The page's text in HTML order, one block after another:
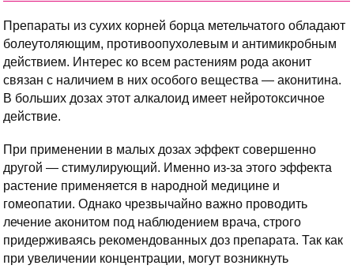
Препараты из сухих корней борца метельчатого обладают
болеутоляющим, противоопухолевым и антимикробным
действием. Интерес ко всем растениям рода аконит
связан с наличием в них особого вещества — аконитина.
В больших дозах этот алкалоид имеет нейротоксичное
действие.
При применении в малых дозах эффект совершенно
другой — стимулирующий. Именно из-за этого эффекта
растение применяется в народной медицине и
гомеопатии. Однако чрезвычайно важно проводить
лечение аконитом под наблюдением врача, строго
придерживаясь рекомендованных доз препарата. Так как
при увеличении концентрации, могут возникнуть